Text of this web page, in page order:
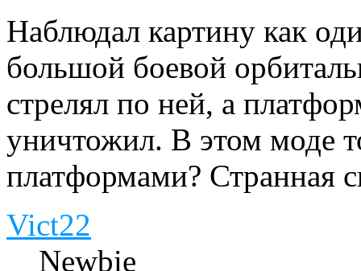
Наблюдал картину как
большой боевой
стрелял по ней, а
уничтожил. В этом моде
платформами? Странная
Vict22
Newbie